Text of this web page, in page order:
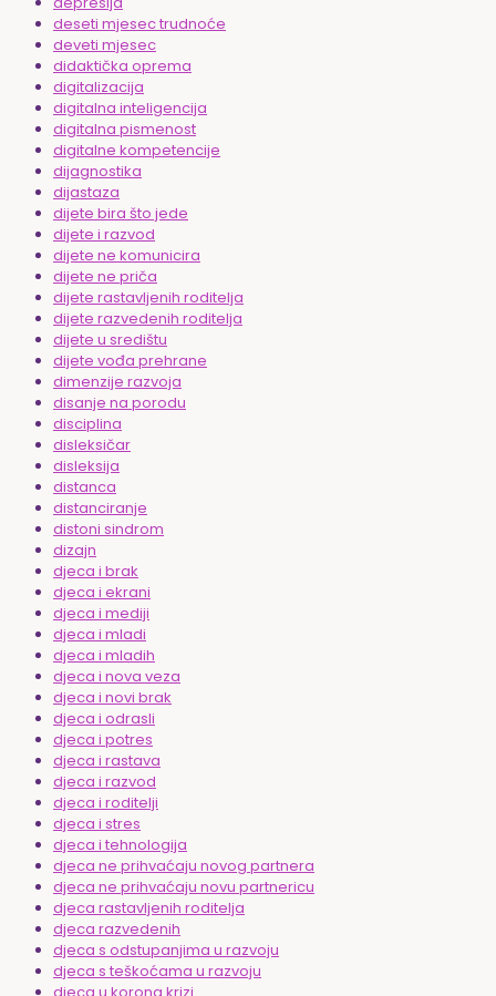
deseti mjesec trudnoće
deveti mjesec
didaktička oprema
digitalizacija
digitalna inteligencija
digitalna pismenost
digitalne kompetencije
dijagnostika
dijastaza
dijete bira što jede
dijete i razvod
dijete ne komunicira
dijete ne priča
dijete rastavljenih roditelja
dijete razvedenih roditelja
dijete u središtu
dijete vođa prehrane
dimenzije razvoja
disanje na porodu
disciplina
disleksičar
disleksija
distanca
distanciranje
distoni sindrom
dizajn
djeca i brak
djeca i ekrani
djeca i mediji
djeca i mladi
djeca i mladih
djeca i nova veza
djeca i novi brak
djeca i odrasli
djeca i potres
djeca i rastava
djeca i razvod
djeca i roditelji
djeca i stres
djeca i tehnologija
djeca ne prihvaćaju novog partnera
djeca ne prihvaćaju novu partnericu
djeca rastavljenih roditelja
djeca razvedenih
djeca s odstupanjima u razvoju
djeca s teškoćama u razvoju